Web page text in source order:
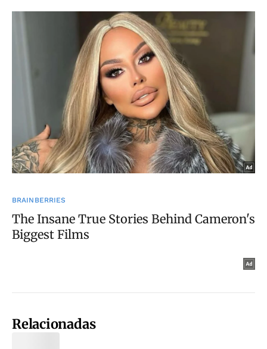
Relacionadas